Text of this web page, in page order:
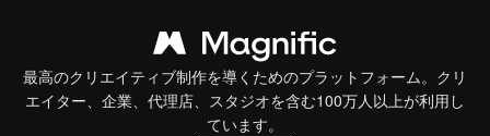
最高のクリエイティブ制作を導くためのプラットフォーム。クリ
エイター、企業、代理店、スタジオを含む100万人以上が利用し
ています。